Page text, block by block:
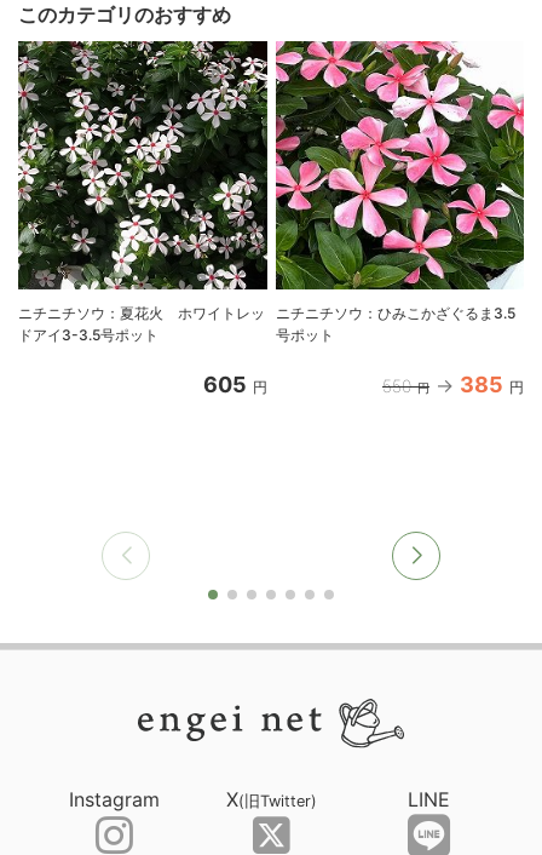
このカテゴリのおすすめ
ニチニチソウ：夏花火 ホワイトレッ
ドアイ3-3.5号ポット
605 円
ニチニチソウ：ひみこかざぐるま3.5
号ポット
550 円 385 円
Instagram X(旧Twitter) LINE